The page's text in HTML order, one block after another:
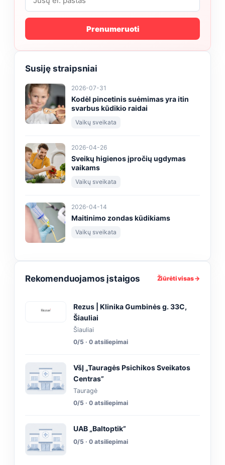
Prenumeruoti
Susiję straipsniai
2026-07-31
Kodėl pincetinis suėmimas yra itin
svarbus kūdikio raidai
Vaikų sveikata
2026-04-26
Sveikų higienos įpročių ugdymas
vaikams
Vaikų sveikata
2026-04-14
Maitinimo zondas kūdikiams
Vaikų sveikata
Rekomenduojamos įstaigos Žiūrėti visas →
Rezus | Klinika Gumbinės g. 33C,
Šiauliai
Šiauliai
0/5 · 0 atsiliepimai
VšĮ „Tauragės Psichikos Sveikatos
Centras”
Tauragė
0/5 · 0 atsiliepimai
UAB „Baltoptik”
0/5 · 0 atsiliepimai